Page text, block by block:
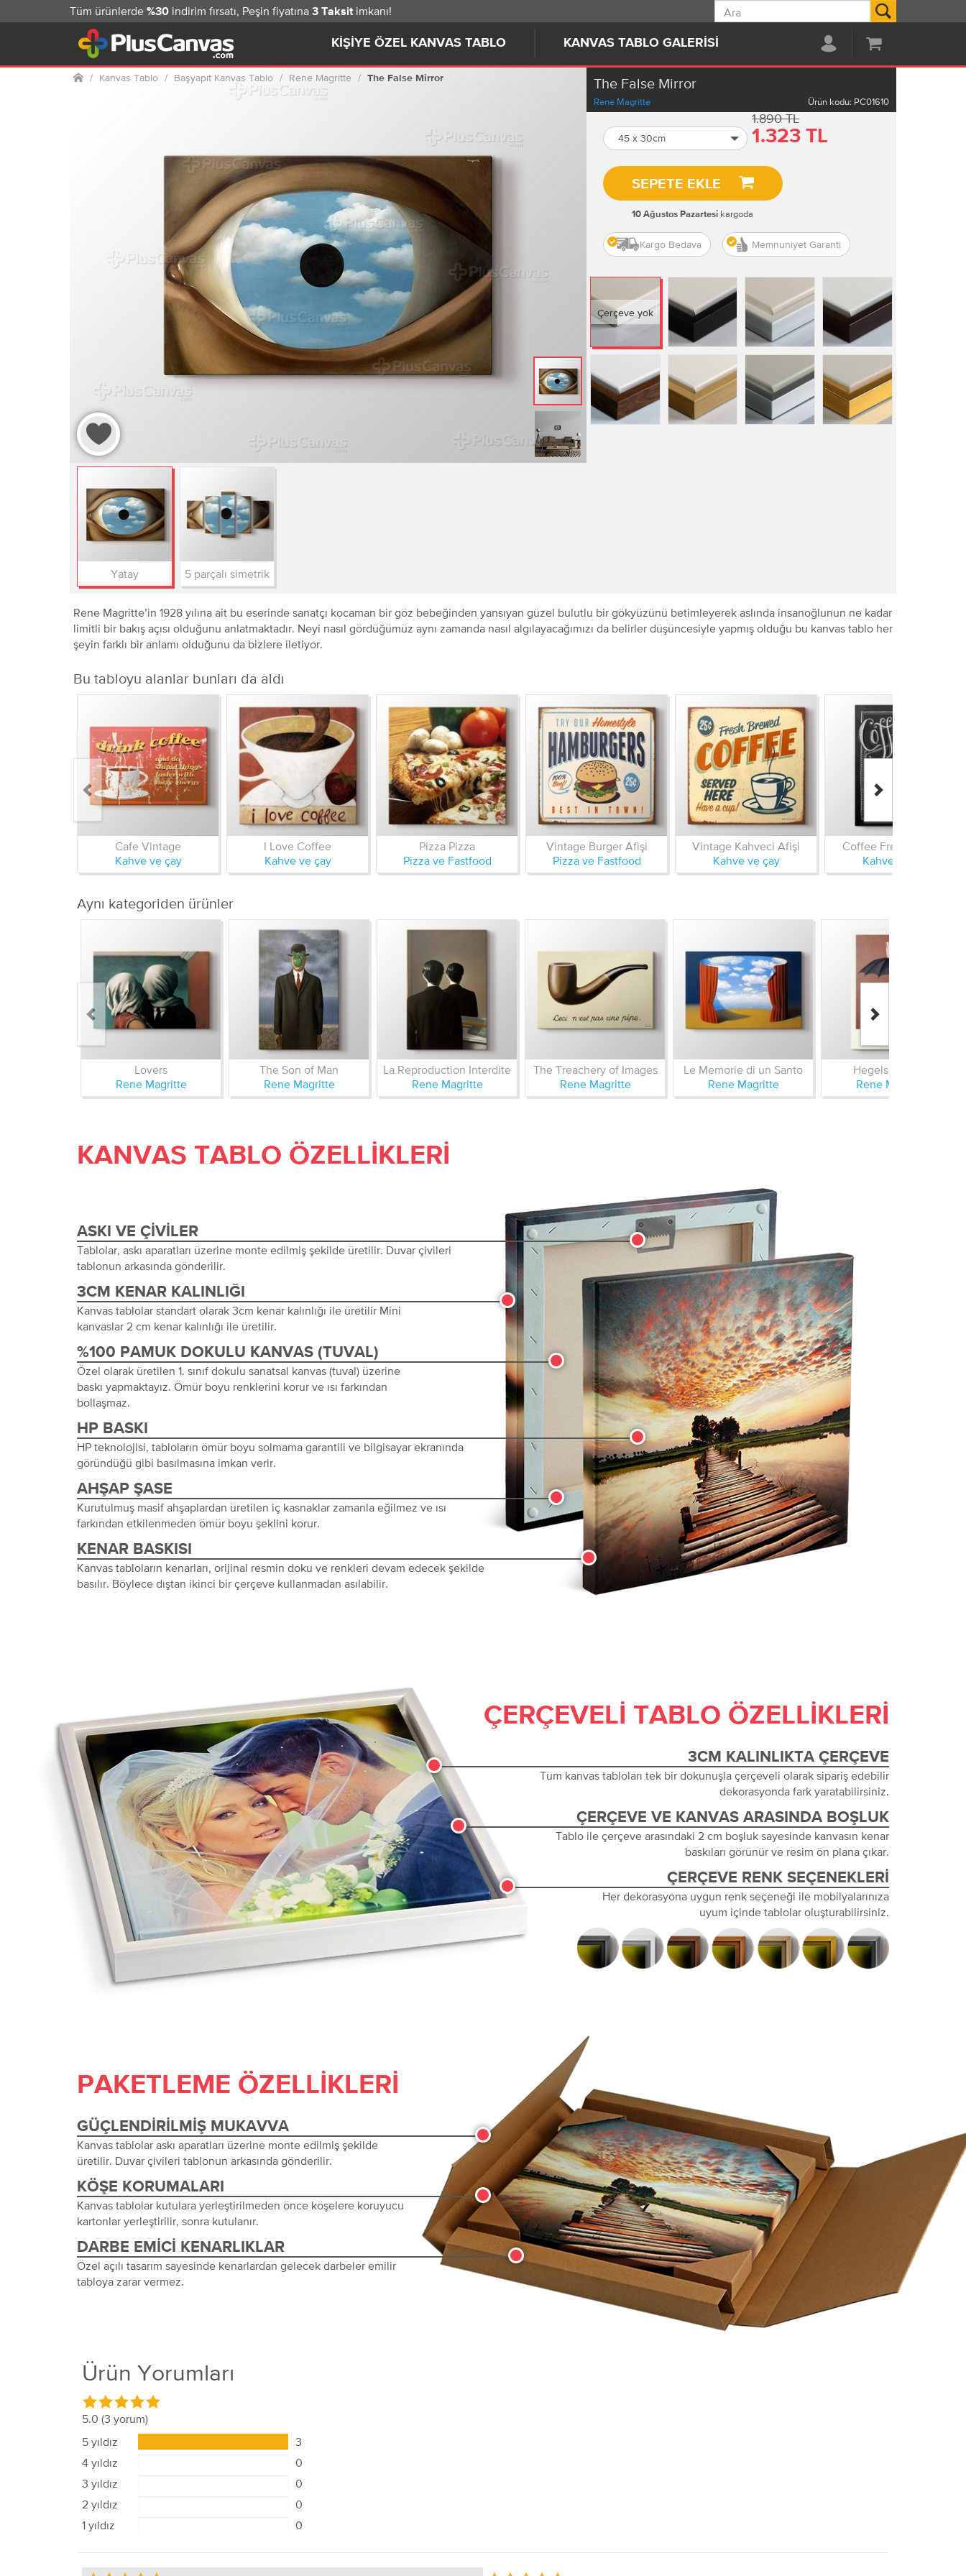
KIŞIYE ÖZEL KANVAS TABLO KANVAS TABLO GALERISI
Tüm ürünlerde %30 indirim fırsatı, Peşin fiyatına 3 Taksit imkanı!
Ana sayfa
Kanvas Tablo Başyapıt Kanvas Tablo Rene Magritte The False Mirror The False Mirror
Rene Magritte Ürün kodu: PC01610
45 x 30cm
1.890 TL
1.323 TL
SEPETE EKLE
10 Ağustos Pazartesi kargoda
Kargo Bedava Memnuniyet Garanti
Çerçeve yok
Yatay 5 parçalı simetrik
Rene Magritte’in 1928 yılına ait bu eserinde sanatçı kocaman bir göz bebeğinden yansıyan güzel bulutlu bir gökyüzünü betimleyerek aslında insanoğlunun ne kadar
limitli bir bakış açısı olduğunu anlatmaktadır. Neyi nasıl gördüğümüz aynı zamanda nasıl algılayacağımızı da belirler düşüncesiyle yapmış olduğu bu kanvas tablo her
şeyin farklı bir anlamı olduğunu da bizlere iletiyor.
Bu tabloyu alanlar bunları da aldı
Cafe Vintage
Kahve ve çay
I Love Coffee
Kahve ve çay
Pizza Pizza
Pizza ve Fastfood
Vintage Burger Afişi
Pizza ve Fastfood
Vintage Kahveci Afişi
Kahve ve çay
Coffee Fresh Brewed
Kahve ve çay
Aynı kategoriden ürünler
Lovers
Rene Magritte
The Son of Man
Rene Magritte
La Reproduction Interdite
Rene Magritte
The Treachery of Images
Rene Magritte
Le Memorie di un Santo
Rene Magritte
Hegels Holiday
Rene Magritte
KANVAS TABLO ÖZELLIKLERI
ASKI VE ÇIVILER
Tablolar, askı aparatları üzerine monte edilmiş şekilde üretilir. Duvar çivileri
tablonun arkasında gönderilir.
3CM KENAR KALINLIĞI
Kanvas tablolar standart olarak 3cm kenar kalınlığı ile üretilir Mini
kanvaslar 2 cm kenar kalınlığı ile üretilir.
%100 PAMUK DOKULU KANVAS (TUVAL)
Özel olarak üretilen 1. sınıf dokulu sanatsal kanvas (tuval) üzerine
baskı yapmaktayız. Ömür boyu renklerini korur ve ısı farkından
bollaşmaz.
HP BASKI
HP teknolojisi, tabloların ömür boyu solmama garantili ve bilgisayar ekranında
göründüğü gibi basılmasına imkan verir.
AHŞAP ŞASE
Kurutulmuş masif ahşaplardan üretilen iç kasnaklar zamanla eğilmez ve ısı
farkından etkilenmeden ömür boyu şeklini korur.
KENAR BASKISI
Kanvas tabloların kenarları, orijinal resmin doku ve renkleri devam edecek şekilde
basılır. Böylece dıştan ikinci bir çerçeve kullanmadan asılabilir.
ÇERÇEVELI TABLO ÖZELLIKLERI
3CM KALINLIKTA ÇERÇEVE
Tüm kanvas tabloları tek bir dokunuşla çerçeveli olarak sipariş edebilir
dekorasyonda fark yaratabilirsiniz.
ÇERÇEVE VE KANVAS ARASINDA BOŞLUK
Tablo ile çerçeve arasındaki 2 cm boşluk sayesinde kanvasın kenar
baskıları görünür ve resim ön plana çıkar.
ÇERÇEVE RENK SEÇENEKLERI
Her dekorasyona uygun renk seçeneği ile mobilyalarınıza
uyum içinde tablolar oluşturabilirsiniz.
PAKETLEME ÖZELLIKLERI
GÜÇLENDIRILMIŞ MUKAVVA
Kanvas tablolar askı aparatları üzerine monte edilmiş şekilde
üretilir. Duvar çivileri tablonun arkasında gönderilir.
KÖŞE KORUMALARI
Kanvas tablolar kutulara yerleştirilmeden önce köşelere koruyucu
kartonlar yerleştirilir, sonra kutulanır.
DARBE EMICI KENARLIKLAR
Özel açılı tasarım sayesinde kenarlardan gelecek darbeler emilir
tabloya zarar vermez.
Ürün Yorumları
5.0 (3 yorum)
5 yıldız
3
4 yıldız
0
3 yıldız
0
2 yıldız
0
1 yıldız
0